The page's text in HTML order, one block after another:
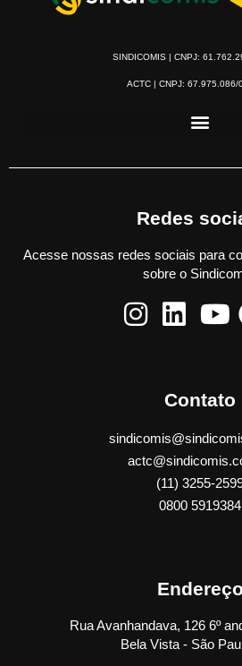
SINDICOMIS | CNPJ:
ACTC | CNPJ: 67.975.086/
Redes
Acesse nossas redes sociais para
sobre o
Contato
(11) 3255-
0800 5919384
Endereço
Rua Avanhandava, 126 6º
Bela Vista - São